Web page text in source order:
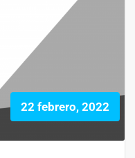
22 febrero, 2022